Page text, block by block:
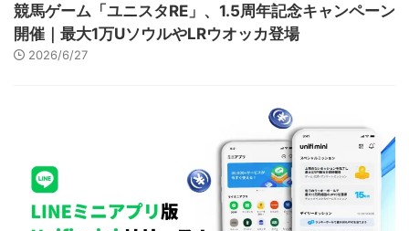
競馬ゲーム「ユニスタRE」、1.5周年記念キャンペーン
開催｜最大1万UソウルやLRウオッカ登場
2026/6/27